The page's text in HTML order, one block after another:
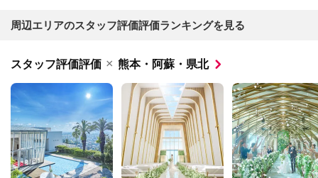
周辺エリアのスタッフ評価評価ランキングを見る
スタッフ評価評価 × 熊本・阿蘇・県北